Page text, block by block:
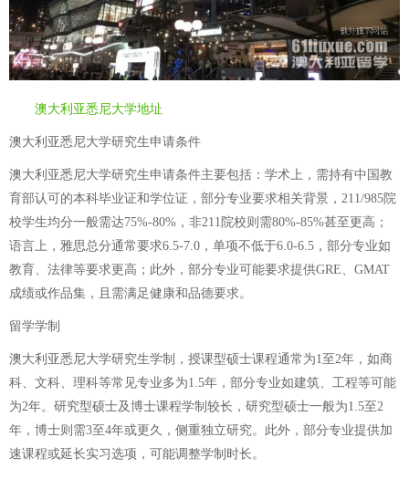
澳大利亚悉尼大学地址
澳大利亚悉尼大学研究生申请条件
澳大利亚悉尼大学研究生申请条件主要包括：学术上，需持有中国教
育部认可的本科毕业证和学位证，部分专业要求相关背景，211/985院
校学生均分一般需达75%-80%，非211院校则需80%-85%甚至更高；
语言上，雅思总分通常要求6.5-7.0，单项不低于6.0-6.5，部分专业如
教育、法律等要求更高；此外，部分专业可能要求提供GRE、GMAT
成绩或作品集，且需满足健康和品德要求。
留学学制
澳大利亚悉尼大学研究生学制，授课型硕士课程通常为1至2年，如商
科、文科、理科等常见专业多为1.5年，部分专业如建筑、工程等可能
为2年。研究型硕士及博士课程学制较长，研究型硕士一般为1.5至2
年，博士则需3至4年或更久，侧重独立研究。此外，部分专业提供加
速课程或延长实习选项，可能调整学制时长。